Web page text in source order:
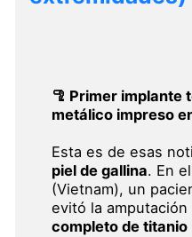
🦿 Primer implante
metálico impreso
Esta es de esas
piel de gallina. En
(Vietnam), un
evitó la amputación
completo de titanio